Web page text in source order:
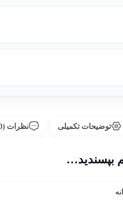
توضیحات تکمیلی نظرات (0)
بپسندید…